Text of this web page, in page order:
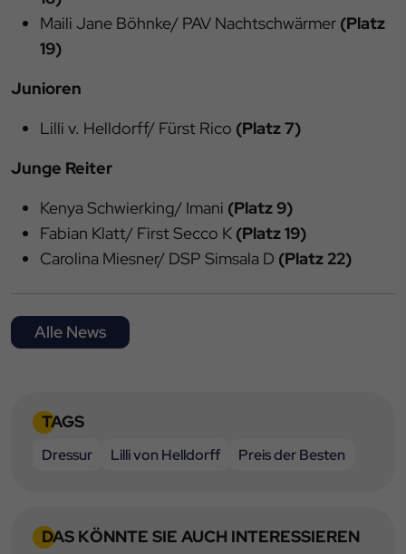
Maili Jane Böhnke/ PAV Nachtschwärmer (Platz
19)
Junioren
Lilli v. Helldorff/ Fürst Rico (Platz 7)
Junge Reiter
Kenya Schwierking/ Imani (Platz 9)
Fabian Klatt/ First Secco K (Platz 19)
Carolina Miesner/ DSP Simsala D (Platz 22)
Alle News
TAGS
Dressur Lilli von Helldorff Preis der Besten
DAS KÖNNTE SIE AUCH INTERESSIEREN